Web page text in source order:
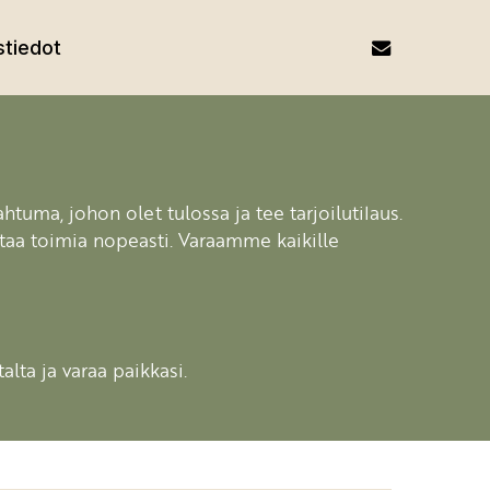
email
johon olet tulossa ja tee tarjoilutilaus.
toimia nopeasti. Varaamme kaikille
ja varaa paikkasi.